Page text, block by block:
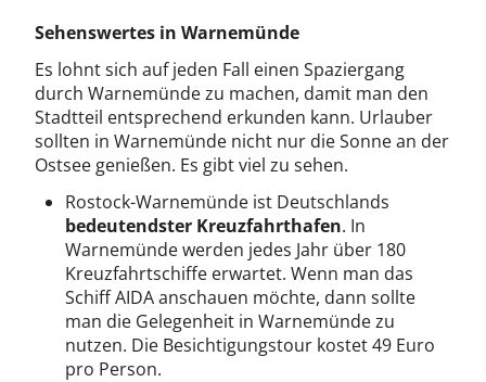
Sehenswertes in Warnemünde
Es lohnt sich auf jeden Fall einen Spaziergang
durch Warnemünde zu machen, damit man den
Stadtteil entsprechend erkunden kann. Urlauber
sollten in Warnemünde nicht nur die Sonne an der
Ostsee genießen. Es gibt viel zu sehen.
Rostock-Warnemünde ist Deutschlands
bedeutendster Kreuzfahrthafen. In
Warnemünde werden jedes Jahr über 180
Kreuzfahrtschiffe erwartet. Wenn man das
Schiff AIDA anschauen möchte, dann sollte
man die Gelegenheit in Warnemünde zu
nutzen. Die Besichtigungstour kostet 49 Euro
pro Person.